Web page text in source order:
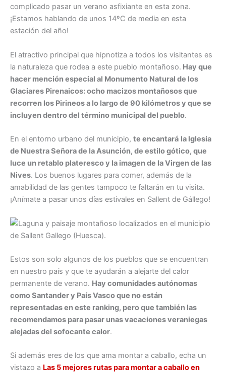
complicado pasar un verano asfixiante en esta zona.
¡Estamos hablando de unos 14ºC de media en esta
estación del año!
El atractivo principal que hipnotiza a todos los visitantes es
la naturaleza que rodea a este pueblo montañoso. Hay que
hacer mención especial al Monumento Natural de los
Glaciares Pirenaicos: ocho macizos montañosos que
recorren los Pirineos a lo largo de 90 kilómetros y que se
incluyen dentro del término municipal del pueblo.
En el entorno urbano del municipio, te encantará la Iglesia
de Nuestra Señora de la Asunción, de estilo gótico, que
luce un retablo plateresco y la imagen de la Virgen de las
Nives. Los buenos lugares para comer, además de la
amabilidad de las gentes tampoco te faltarán en tu visita.
¡Anímate a pasar unos días estivales en Sallent de Gállego!
Estos son solo algunos de los pueblos que se encuentran
en nuestro país y que te ayudarán a alejarte del calor
permanente de verano. Hay comunidades autónomas
como Santander y País Vasco que no están
representadas en este ranking, pero que también las
recomendamos para pasar unas vacaciones veraniegas
alejadas del sofocante calor.
Si además eres de los que ama montar a caballo, echa un
vistazo a Las 5 mejores rutas para montar a caballo en